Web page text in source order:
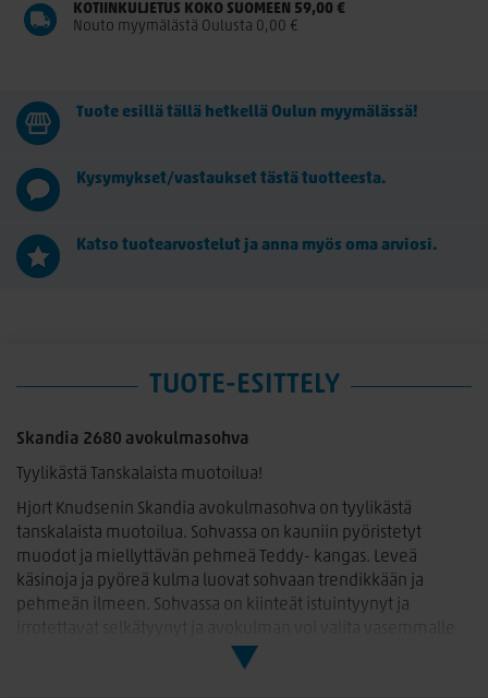
KOTIINKULJETUS KOKO SUOMEEN 59,00 €
Nouto myymälästä Oulusta 0,00 €
Tuote esillä tällä hetkellä Oulun myymälässä!
Kysymykset/vastaukset tästä tuotteesta.
Katso tuotearvostelut ja anna myös oma arviosi.
TUOTE-ESITTELY
Skandia 2680 avokulmasohva
Tyylikästä Tanskalaista muotoilua!
Hjort Knudsenin Skandia avokulmasohva on tyylikästä
tanskalaista muotoilua. Sohvassa on kauniin pyöristetyt
muodot ja miellyttävän pehmeä Teddy- kangas. Leveä
käsinoja ja pyöreä kulma luovat sohvaan trendikkään ja
pehmeän ilmeen. Sohvassa on kiinteät istuintyynyt ja
tai oikealle puolelle. Korkea 16 cm korkea puinen jalka tekee